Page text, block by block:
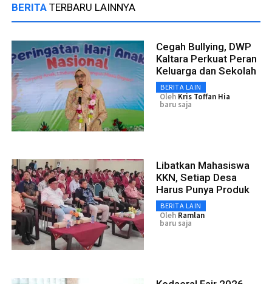
BERITA TERBARU LAINNYA
Cegah Bullying, DWP
Kaltara Perkuat Peran
Keluarga dan Sekolah
BERITA LAIN
Oleh Kris Toffan Hia
baru saja
Libatkan Mahasiswa
KKN, Setiap Desa
Harus Punya Produk
BERITA LAIN
Oleh Ramlan
baru saja